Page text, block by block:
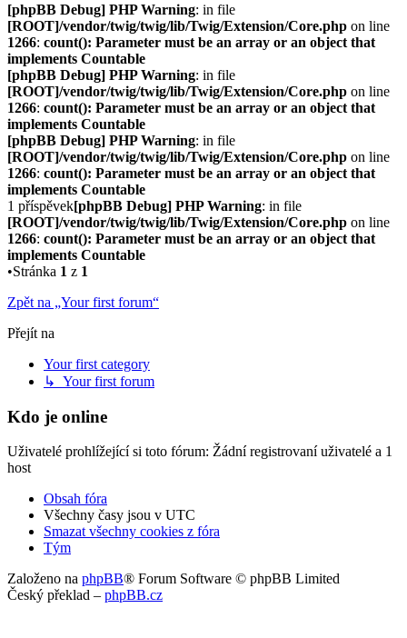
[phpBB Debug] PHP Warning: in file
[ROOT]/vendor/twig/twig/lib/Twig/Extension/Core.php on line
1266: count(): Parameter must be an array or an object that
implements Countable
[phpBB Debug] PHP Warning: in file
[ROOT]/vendor/twig/twig/lib/Twig/Extension/Core.php on line
1266: count(): Parameter must be an array or an object that
implements Countable
[phpBB Debug] PHP Warning: in file
[ROOT]/vendor/twig/twig/lib/Twig/Extension/Core.php on line
1266: count(): Parameter must be an array or an object that
implements Countable
1 příspěvek[phpBB Debug] PHP Warning: in file
[ROOT]/vendor/twig/twig/lib/Twig/Extension/Core.php on line
1266: count(): Parameter must be an array or an object that
implements Countable
•Stránka 1 z 1
Zpět na „Your first forum“
Přejít na
Your first category
↳ Your first forum
Kdo je online
Uživatelé prohlížející si toto fórum: Žádní registrovaní uživatelé a 1
host
Obsah fóra
Všechny časy jsou v UTC
Smazat všechny cookies z fóra
Tým
Založeno na phpBB® Forum Software © phpBB Limited
Český překlad – phpBB.cz